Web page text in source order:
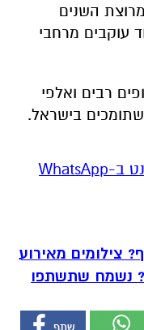
השנים
עוקבים מרחבי
רבים ואלפי
בישראל.
‏כדי לעקוב אחרי הערוץ גן יבנה נט ב-WhatsApp
צילומים מאירוע
נשמח שתשתפו